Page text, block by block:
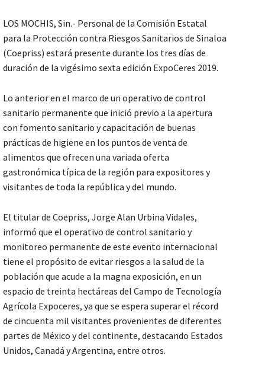
LOS MOCHIS, Sin.- Personal de la Comisión Estatal
para la Protección contra Riesgos Sanitarios de Sinaloa
(Coepriss) estará presente durante los tres días de
duración de la vigésimo sexta edición ExpoCeres 2019.
Lo anterior en el marco de un operativo de control
sanitario permanente que inició previo a la apertura
con fomento sanitario y capacitación de buenas
prácticas de higiene en los puntos de venta de
alimentos que ofrecen una variada oferta
gastronómica típica de la región para expositores y
visitantes de toda la república y del mundo.
El titular de Coepriss, Jorge Alan Urbina Vidales,
informó que el operativo de control sanitario y
monitoreo permanente de este evento internacional
tiene el propósito de evitar riesgos a la salud de la
población que acude a la magna exposición, en un
espacio de treinta hectáreas del Campo de Tecnología
Agrícola Expoceres, ya que se espera superar el récord
de cincuenta mil visitantes provenientes de diferentes
partes de México y del continente, destacando Estados
Unidos, Canadá y Argentina, entre otros.